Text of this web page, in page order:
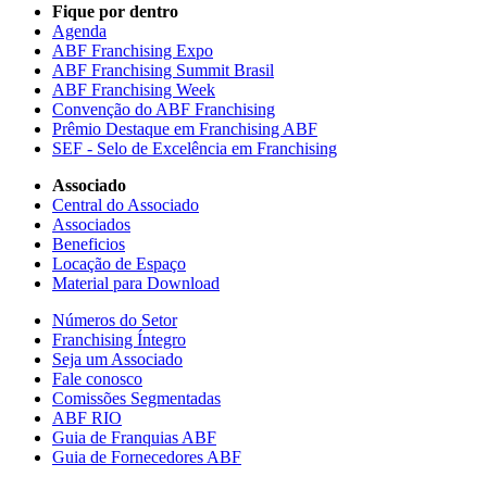
Fique por dentro
Agenda
ABF Franchising Expo
ABF Franchising Summit Brasil
ABF Franchising Week
Convenção do ABF Franchising
Prêmio Destaque em Franchising ABF
SEF - Selo de Excelência em Franchising
Associado
Central do Associado
Associados
Beneficios
Locação de Espaço
Material para Download
Números do Setor
Franchising Íntegro
Seja um Associado
Fale conosco
Comissões Segmentadas
ABF RIO
Guia de Franquias ABF
Guia de Fornecedores ABF